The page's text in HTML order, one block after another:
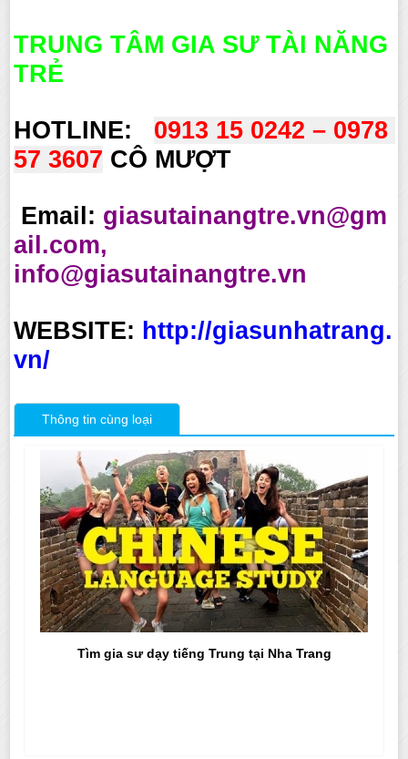
TRUNG TÂM GIA SƯ TÀI NĂNG
TRẺ
HOTLINE:
0913 15 0242 – 0978
57 3607 CÔ MƯỢT
Email: giasutainangtre.vn@gm
ail.com,
info@giasutainangtre.vn
WEBSITE: http://giasunhatrang.
vn/
Thông tin cùng loại
Tìm gia sư dạy tiếng Trung tại Nha Trang